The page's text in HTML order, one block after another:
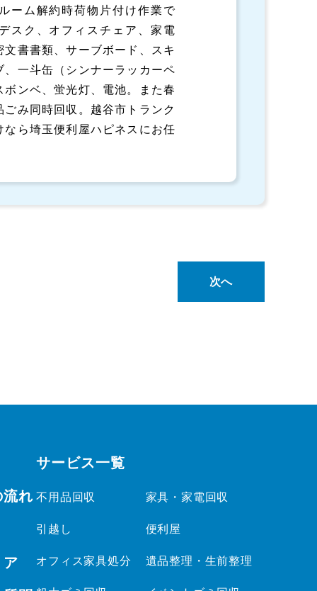
ーム解約時荷物片付け作業で
スク、オフィスチェア、家電
書書類、サーブボード、スキ
一斗缶（シンナーラッカーペ
ンベ、蛍光灯、電池。また春
み同時回収。越谷市トランク
ら埼玉便利屋ハピネスにお任
次へ
れ
サービス一覧
不用品回収 家具・家電回収
引越し 便利屋
オフィス家具処分 遺品整理・生前整理